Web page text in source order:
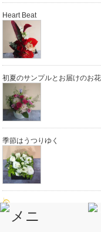
Heart Beat
初夏のサンプルとお届けのお
季節はうつりゆく